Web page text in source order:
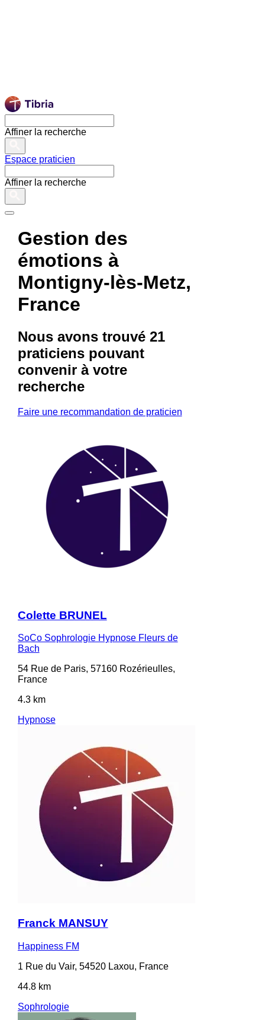
Affiner la recherche
Espace praticien
Affiner la recherche
Gestion des
émotions à
Montigny-lès-Metz,
France
Nous avons trouvé 21
praticienspouvant
convenir à votre
recherche
Faire une recommandation de praticien
Colette BRUNEL
SoCo Sophrologie Hypnose Fleurs de
Bach
54 Rue de Paris, 57160 Rozérieulles,
France
4.3 km
Hypnose
Franck MANSUY
Happiness FM
1 Rue du Vair, 54520 Laxou, France
44.8 km
Sophrologie